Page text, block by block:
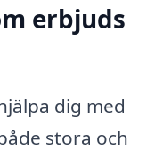
erbjuds
dig med
stora och